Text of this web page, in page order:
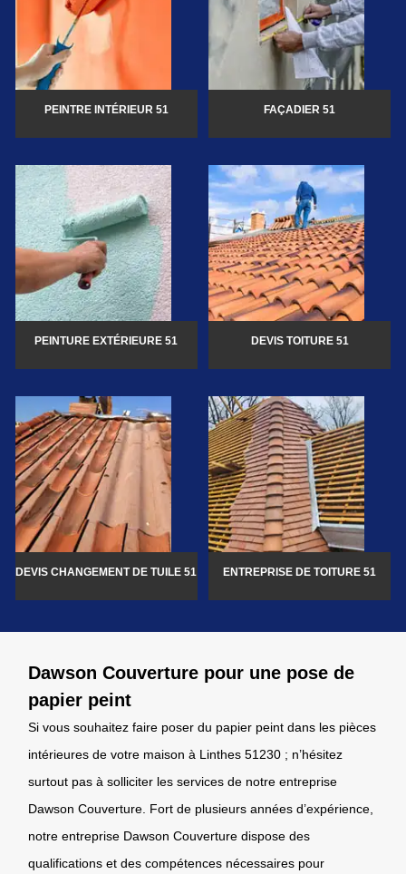
PEINTRE INTÉRIEUR 51 FAÇADIER 51
PEINTURE EXTÉRIEURE 51 DEVIS TOITURE 51
DEVIS CHANGEMENT DE TUILE 51 ENTREPRISE DE TOITURE 51
Dawson Couverture pour une pose de
papier peint
Si vous souhaitez faire poser du papier peint dans les pièces
intérieures de votre maison à Linthes 51230 ; n’hésitez
surtout pas à solliciter les services de notre entreprise
Dawson Couverture. Fort de plusieurs années d’expérience,
notre entreprise Dawson Couverture dispose des
qualifications et des compétences nécessaires pour